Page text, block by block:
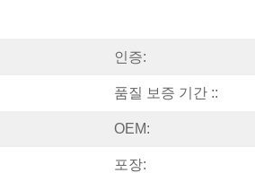
인증:
품질 보증 기간 ::
OEM:
포장: